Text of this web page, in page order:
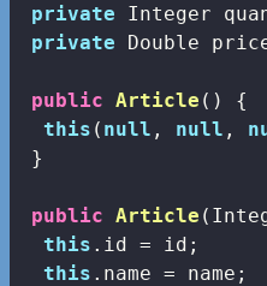
private Integer
private Double
public Article ()
{
this ( null , null ,
}
public Article
this .id = id;
this .name = name;